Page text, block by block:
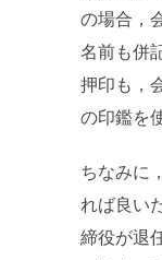
の場合，
名前も併
押印も，
の印鑑を
ちなみに
れば良い
締役が退